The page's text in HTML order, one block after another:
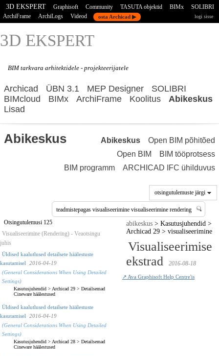
3D EKSPERT Graphisoft Community TASUTA objektid BIMx
SOLIBRI
ArchiFrame
ArchiLogs Videod osta Archicad ▶ logi sisse
3D EKSPERT
BIM tarkvara arhitektidele - projekteerijatele
Archicad ÜBN 3.1 MEP Designer
SOLIBRI
BIMcloud
BIMx ArchiFrame Koolitus
Abikeskus
Lisad
Abikeskus Abikeskus
Open BIM põhitõed
Open BIM
BIM tööprotsess
BIM programm
ARCHICAD IFC ühilduvus
otsingutulemuste järgi
Otsingutulemusi 125
Visualiseerimine (Rendering) - Veaotsingu
juhis
Üldised kaalutlused detailsete häälestuste
kasutamisel
2016-04-19
(General Considerations When Using Detailed
Settings)
Kasutusjuhendid > Archicad 29 > Detailsemad
Cineware häälestused
Üldised kaalutlused detailsete häälestuste
kasutamisel
2016-04-19
(General Considerations When Using Detailed
Settings)
Kasutusjuhendid > Archicad 28 > Detailsemad
Cineware häälestused
abikeskus > Kasutusjuhendid >
Archicad 29 > visualiseerimine
Visualiseerimise
ekstrad
2016-08-18
↗ Ava Graphisoft Help Centre'is